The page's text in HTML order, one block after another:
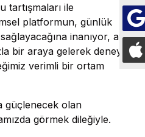
ile
platformun, günlük
inanıyor, aynı
bir araya gelerek deneyim
verimli bir ortam
güçlenecek olan
görmek dileğiyle.